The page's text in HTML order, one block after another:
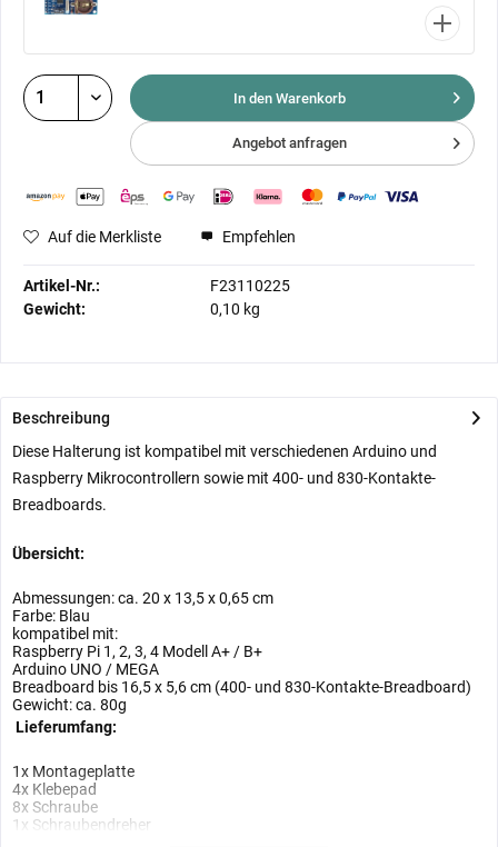
In den Warenkorb
Angebot anfragen
Auf die Merkliste Empfehlen
Artikel-Nr.:
F23110225
Gewicht:
0,10 kg
Beschreibung
Diese Halterung ist kompatibel mit verschiedenen Arduino und
Raspberry Mikrocontrollern sowie mit 400- und 830-Kontakte-
Breadboards.
Übersicht:
Abmessungen: ca. 20 x 13,5 x 0,65 cm
Farbe: Blau
kompatibel mit:
Raspberry Pi 1, 2, 3, 4 Modell A+ / B+
Arduino UNO / MEGA
Breadboard bis 16,5 x 5,6 cm (400- und 830-Kontakte-Breadboard)
Gewicht: ca. 80g
Lieferumfang:
1x Montageplatte
4x Klebepad
8x Schraube
1x Schraubendreher